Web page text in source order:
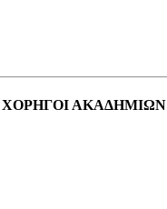
ΧΟΡΗΓΟΙ ΑΚΑΔΗΜΙΩΝ